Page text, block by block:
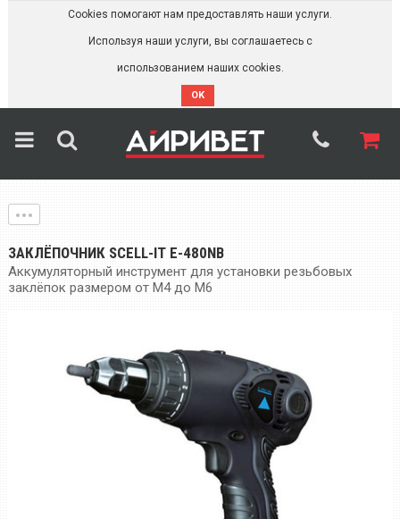
Cookies помогают нам предоставлять наши услуги.
Используя наши услуги, вы соглашаетесь с
использованием наших cookies.
OK
ЗАКЛЁПОЧНИК SCELL-IT E-480NB
Аккумуляторный инструмент для установки резьбовых
заклёпок размером от М4 до М6